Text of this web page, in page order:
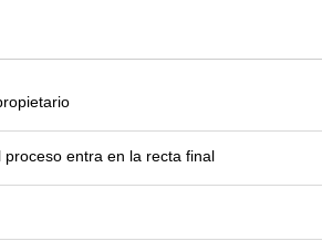
entra en la recta final